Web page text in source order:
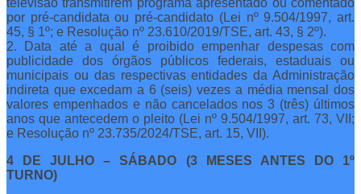
por pré-candidata ou pré-candidato (Lei nº 9.504/1997, art.
45, § 1º; e Resolução nº 23.610/2019/TSE, art. 43, § 2º).
2. Data até a qual é proibido empenhar despesas com
publicidade dos órgãos públicos federais, estaduais ou
municipais ou das respectivas entidades da Administração
indireta que excedam a 6 (seis) vezes a média mensal dos
valores empenhados e não cancelados nos 3 (três) últimos
anos que antecedem o pleito (Lei nº 9.504/1997, art. 73, VII;
e Resolução nº 23.735/2024/TSE, art. 15, VII).
4 DE JULHO – SÁBADO (3 MESES ANTES DO 1º
TURNO)